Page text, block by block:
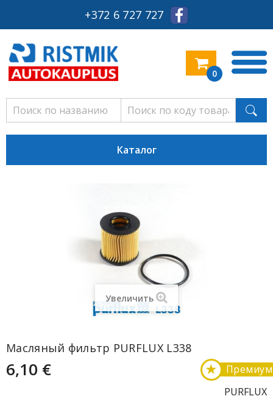
+372 6 727 727
0
Каталог
Увеличить
Масляный фильтр PURFLUX L338
6,10 € Премиум
★
PURFLUX